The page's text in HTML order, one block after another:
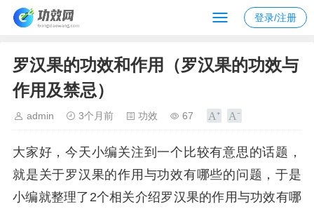
登录/注册
罗汉果的功效和作用（罗汉果的功效与
作用及禁忌）
admin 3个月前 功效 67
大家好，今天小编关注到一个比较有意思的话题，
就是关于罗汉果的作用与功效有哪些的问题，于是
小编就整理了2个相关介绍罗汉果的作用与功效有哪